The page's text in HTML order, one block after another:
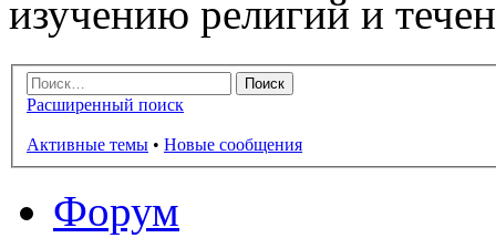
изучению религий и
Расширенный поиск
Активные темы • Новые сообщения
Форум